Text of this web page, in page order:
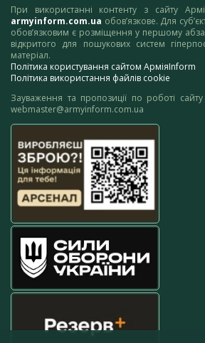
При використанні контенту з сайту
armyinform.com.ua обов’язкове. Для
обов’язковим є розміщення у першому
відкритого для пошукових систем
матеріал.
Політика користування сайтом АрміяInform
Політика використання файлів cookie
Зауваження та пропозиції по роботі
webmaster@armyinform.com.ua